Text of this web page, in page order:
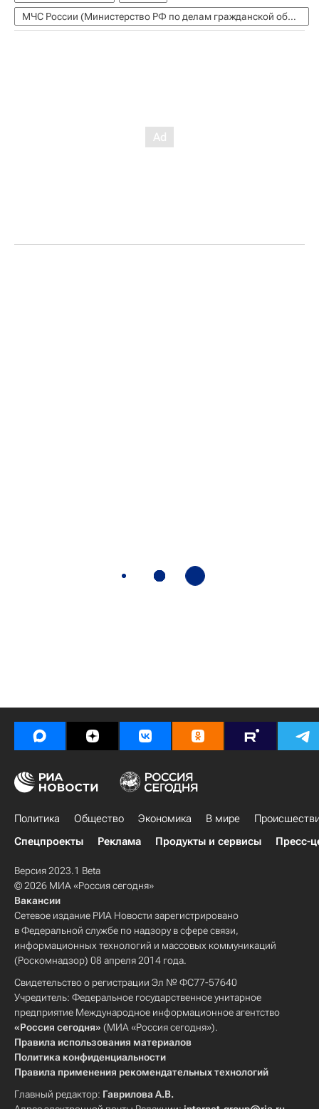
МЧС России (Министерство РФ по делам гражданской обороны, чрезвычайным ситуациям и ликвидации последствий стихийных бедствий)
Политика Общество Экономика В мире
Спецпроекты
Реклама Продукты и сервисы Пресс-
Версия 2023.1 Beta
© 2026 МИА «Россия сегодня»
Вакансии
Сетевое издание РИА Новости зарегистрировано
в Федеральной службе по надзору в сфере связи,
информационных технологий и массовых коммуникаций
(Роскомнадзор) 08 апреля 2014 года.
Свидетельство о регистрации Эл № ФС77-57640
Учредитель: Федеральное государственное унитарное
предприятие Международное информационное агентство
«Россия сегодня» (МИА «Россия сегодня»).
Правила использования материалов
Политика конфиденциальности
Правила применения рекомендательных технологий
Главный редактор: Гаврилова А.В.